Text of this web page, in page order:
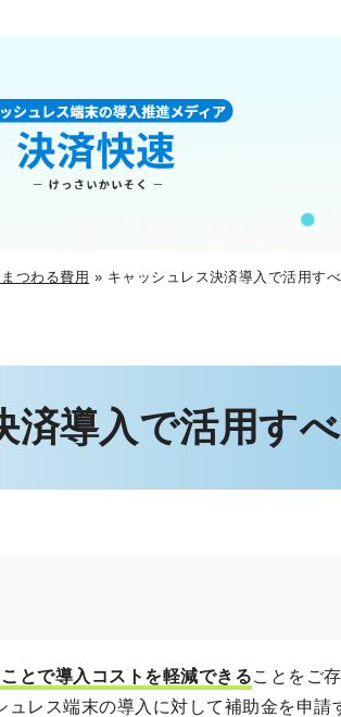
つわる費用 » キャッシュレス決済導入で活用す
済導入で活用す
とで導入コストを軽減できることをご
レス端末の導入に対して補助金を申請